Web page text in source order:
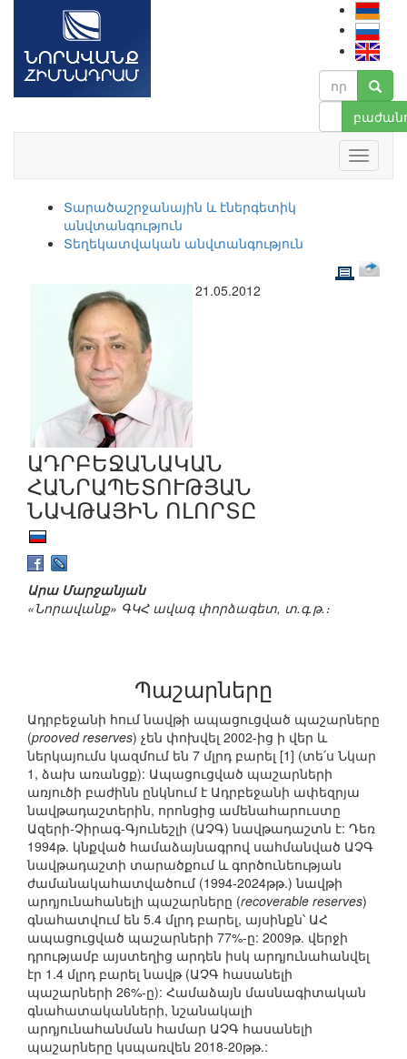
Տարածաշրջանային և էներգետիկ
անվտանգություն
Տեղեկատվական անվտանգություն
21.05.2012
ԱԴՐԲԵՋԱՆԱԿԱՆ
ՀԱՆՐԱՊԵՏՈՒԹՅԱՆ
ՆԱՎԹԱՅԻՆ ՈԼՈՐՏԸ
Արա Մարջանյան
«Նորավանք» ԳԿՀ ավագ փորձագետ, տ.գ.թ.։
Պաշարները
Ադրբեջանի հում նավթի ապացուցված պաշարները
(prooved reserves) չեն փոխվել 2002-ից ի վեր և
ներկայումս կազմում են 7 մլրդ բարել [1] (տե՛ս Նկար
1, ձախ առանցք): Ապացուցված պաշարների
առյուծի բաժինն ընկնում է Ադրբեջանի ափեզրյա
նավթադաշտերին, որոնցից ամենահարուստը
Ազերի-Չիրագ-Գյունեշլի (ԱՉԳ) նավթադաշտն է: Դեռ
1994թ. կնքված համաձայնագրով սահմանված ԱՉԳ
նավթադաշտի տարածքում և գործունեության
ժամանակահատվածում (1994-2024թթ.) նավթի
արդյունահանելի պաշարները (recoverable reserves)
գնահատվում են 5.4 մլրդ բարել, այսինքն՝ ԱՀ
ապացուցված պաշարների 77%-ը: 2009թ. վերջի
դրությամբ այստեղից արդեն իսկ արդյունահանվել
էր 1.4 մլրդ բարել նավթ (ԱՉԳ հասանելի
պաշարների 26%-ը): Համաձայն մասնագիտական
գնահատականների, նշանակալի
արդյունահանման համար ԱՉԳ հասանելի
պաշարները կսպառվեն 2018-20թթ.: